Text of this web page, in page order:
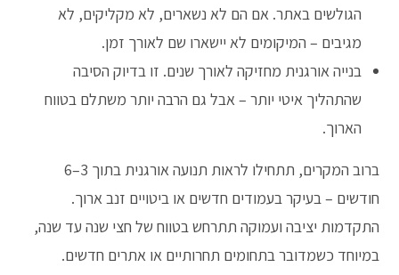
הגולשים באתר. אם הם לא נשארים, לא מקליקים, לא
מגיבים – המיקומים לא יישארו שם לאורך זמן.
בנייה אורגנית מחזיקה לאורך שנים. זו בדיוק הסיבה
שהתהליך איטי יותר – אבל גם הרבה יותר משתלם בטווח
הארוך.
ברוב המקרים, תתחילו לראות תנועה אורגנית בתוך 3–6
חודשים – בעיקר בעמודים חדשים או ביטויים זנב ארוך.
התקדמות יציבה ועמוקה תתרחש בטווח של חצי שנה עד שנה,
במיוחד כשמדובר בתחומים תחרותיים או אתרים חדשים.